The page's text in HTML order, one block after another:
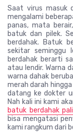
Saat virus masuk
mengalami
panas, mata
batuk dan pilek.
berdahak. Batuk
sekitar seminggu
berdahak berarti
atau lendir. Warna
warna dahak
merah darah
datang ke dokter
Nah kali ini kami
batuk berdahak
bisa mengatasi
kami rangkum dari